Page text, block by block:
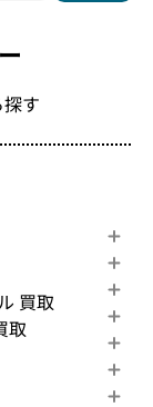
す
買取
取